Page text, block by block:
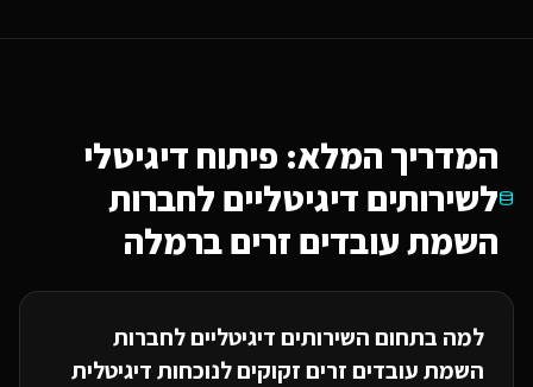
המדריך המלא: פיתוח דיגיטלי
לשירותים דיגיטליים לחברות
השמת עובדים זריםברמלה
למה בתחום השירותים דיגיטליים לחברות
השמת עובדים זריםזקוקים לנוכחות דיגיטלית